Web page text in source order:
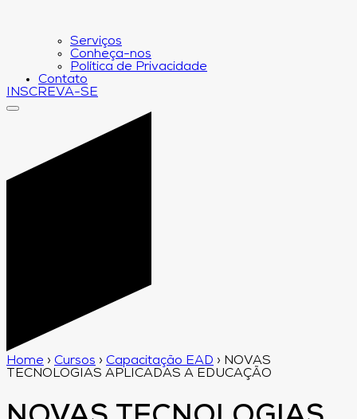
Serviços
Conheça-nos
Política de Privacidade
Contato
INSCREVA-SE
Home › Cursos › Capacitação EAD › NOVAS
TECNOLOGIAS APLICADAS A EDUCAÇÃO